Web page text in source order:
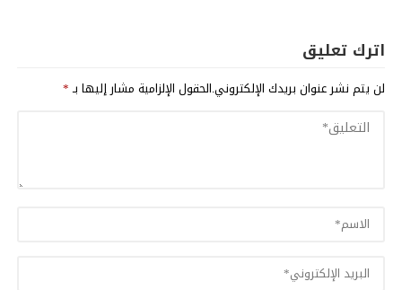
اترك تعليق
لن يتم نشر عنوان بريدك الإلكتروني.الحقول الإلزامية مشار إليها بـ*